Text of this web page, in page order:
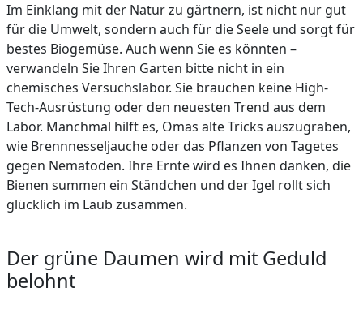
Im Einklang mit der Natur zu gärtnern, ist nicht nur gut
für die Umwelt, sondern auch für die Seele und sorgt für
bestes Biogemüse. Auch wenn Sie es könnten –
verwandeln Sie Ihren Garten bitte nicht in ein
chemisches Versuchslabor. Sie brauchen keine High-
Tech-Ausrüstung oder den neuesten Trend aus dem
Labor. Manchmal hilft es, Omas alte Tricks auszugraben,
wie Brennnesseljauche oder das Pflanzen von Tagetes
gegen Nematoden. Ihre Ernte wird es Ihnen danken, die
Bienen summen ein Ständchen und der Igel rollt sich
glücklich im Laub zusammen.
Der grüne Daumen wird mit Geduld
belohnt